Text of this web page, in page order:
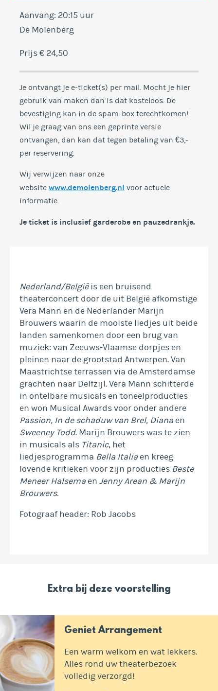
Nederland/Belgiëis een bruisend
theaterconcert door de uit België afkomstige
Vera Mann en de Nederlander Marijn
Brouwers waarin de mooiste liedjes uit beide
landen samenkomen door een brug van
muziek: van Zeeuws-Vlaamse dorpjes en
pleinen naar de grootstad Antwerpen. Van
Maastrichtse terrassen via de Amsterdamse
grachten naar Delfzijl. Vera Mann schitterde
in ontelbare musicals en toneelproducties
en won Musical Awards voor onder andere
Passion, In de schaduw van Brel, Diana en
Sweeney Todd. Marijn Brouwers was te zien
in musicals als Titanic, het
liedjesprogramma Bella Italia en kreeg
lovende kritieken voor zijn producties Beste
Meneer Halsema en Jenny Arean & Marijn
Brouwers.
Fotograaf header: Rob Jacobs
Aanvang: 20:15 uur
De Molenberg
Prijs € 24,50
Je ontvangt je e-ticket(s) per mail. Mocht je hier
gebruik van maken dan is dat kosteloos. De
bevestiging kan in de spam-box terechtkomen!
Wil je graag van ons een geprinte versie
ontvangen, dan kan dat tegen betaling van €3,-
per reservering.
Wij verwijzen naar onze
website www.demolenberg.nl voor actuele
informatie.
Je ticket is inclusief garderobe en pauzedrankje.
Extra bij deze voorstelling
Geniet Arrangement
Een warm welkom en wat lekkers.
Alles rond uw theaterbezoek
volledig verzorgd!